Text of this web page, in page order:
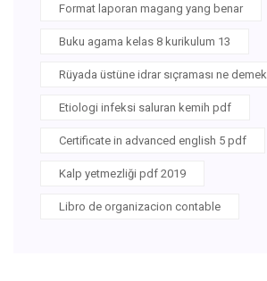
Format laporan magang yang benar
Buku agama kelas 8 kurikulum 13
Rüyada üstüne idrar sıçraması ne demek
Etiologi infeksi saluran kemih pdf
Certificate in advanced english 5 pdf
Kalp yetmezliği pdf 2019
Libro de organizacion contable